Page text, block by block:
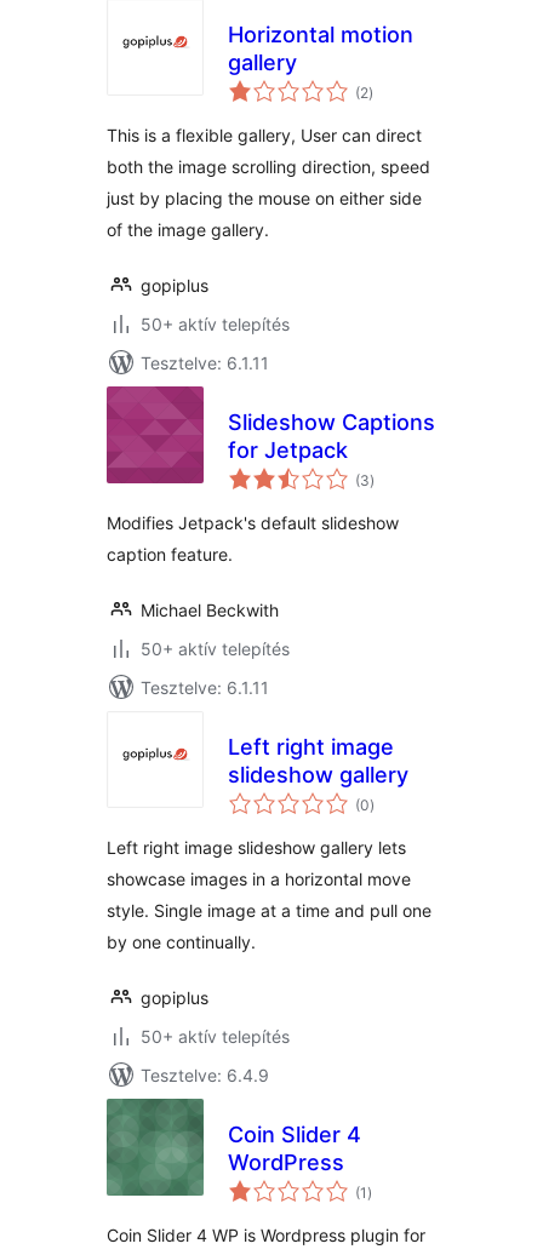
Horizontal motion
gallery
(2értékelés
összesen
)
This is a flexible gallery, User can direct
both the image scrolling direction, speed
just by placing the mouse on either side
of the image gallery.
gopiplus
50+ aktív telepítés
Tesztelve: 6.1.11
Slideshow Captions
for Jetpack
(3értékelés
összesen
)
Modifies Jetpack's default slideshow
caption feature.
Michael Beckwith
50+ aktív telepítés
Tesztelve: 6.1.11
Left right image
slideshow gallery
(0értékelés
összesen
)
Left right image slideshow gallery lets
showcase images in a horizontal move
style. Single image at a time and pull one
by one continually.
gopiplus
50+ aktív telepítés
Tesztelve: 6.4.9
Coin Slider 4
WordPress
(1 értékelés
összesen
)
Coin Slider 4 WP is Wordpress plugin for